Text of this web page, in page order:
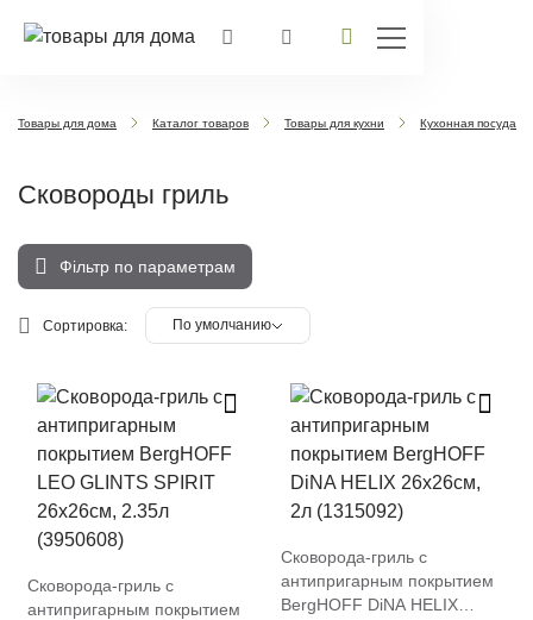
Товары для дома Каталог товаров Товары для кухни Кухонная посуда
Сковороды гриль
Фільтр по параметрам
Сортировка: По умолчанию
Сковорода-гриль с
антипригарным покрытием
Сковорода-гриль с
антипригарным покрытием
BergHOFF DiNA HELIX